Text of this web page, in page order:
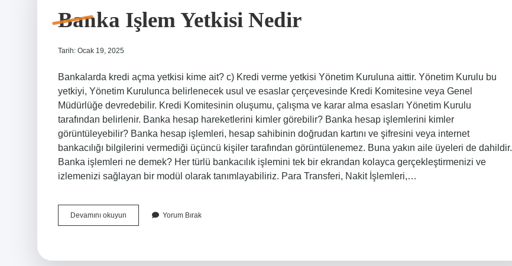
Banka Işlem Yetkisi Nedir
Tarih: Ocak 19, 2025
Bankalarda kredi açma yetkisi kime ait? c) Kredi verme yetkisi Yönetim Kuruluna aittir. Yönetim Kurulu bu
yetkiyi, Yönetim Kurulunca belirlenecek usul ve esaslar çerçevesinde Kredi Komitesine veya Genel
Müdürlüğe devredebilir. Kredi Komitesinin oluşumu, çalışma ve karar alma esasları Yönetim Kurulu
tarafından belirlenir. Banka hesap hareketlerini kimler görebilir? Banka hesap işlemlerini kimler
görüntüleyebilir? Banka hesap işlemleri, hesap sahibinin doğrudan kartını ve şifresini veya internet
bankacılığı bilgilerini vermediği üçüncü kişiler tarafından görüntülenemez. Buna yakın aile üyeleri de dahildir.
Banka işlemleri ne demek? Her türlü bankacılık işlemini tek bir ekrandan kolayca gerçekleştirmenizi ve
izlemenizi sağlayan bir modül olarak tanımlayabiliriz. Para Transferi, Nakit İşlemleri,…
Devamını okuyun
Işlem
Yorum Bırak